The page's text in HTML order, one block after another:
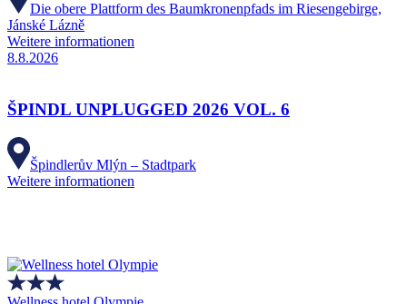
Die obere Plattform des Baumkronenpfads im Riesengebirge,
Jánské Lázně
Weitere informationen
8.8.2026
ŠPINDL UNPLUGGED 2026 VOL. 6
Špindlerův Mlýn – Stadtpark
Weitere informationen